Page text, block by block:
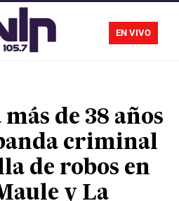
EN VIVO
de 38 años
criminal
de robos en
y La